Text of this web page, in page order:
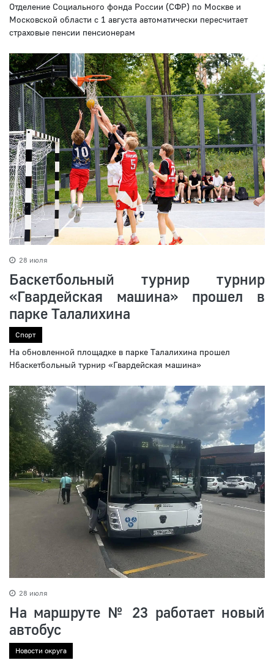
Отделение Социального фонда России (СФР) по Москве и
Московской области с 1 августа автоматически пересчитает
страховые пенсии пенсионерам
28 июля
Баскетбольный турнир турнир
«Гвардейская машина» прошел в
парке Талалихина
Спорт
На обновленной площадке в парке Талалихина прошел
Нбаскетбольный турнир «Гвардейская машина»
28 июля
На маршруте № 23 работает новый
автобус
Новости округа